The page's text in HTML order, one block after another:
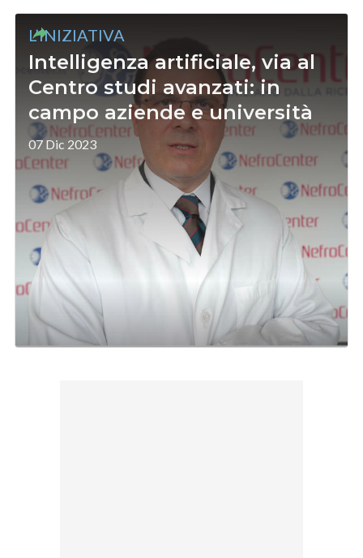
L’INIZIATIVA
Intelligenza artificiale, via al
Centro studi avanzati: in
campo aziende e università
07 Dic 2023